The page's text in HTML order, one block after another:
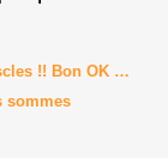
!! Bon OK …
sommes